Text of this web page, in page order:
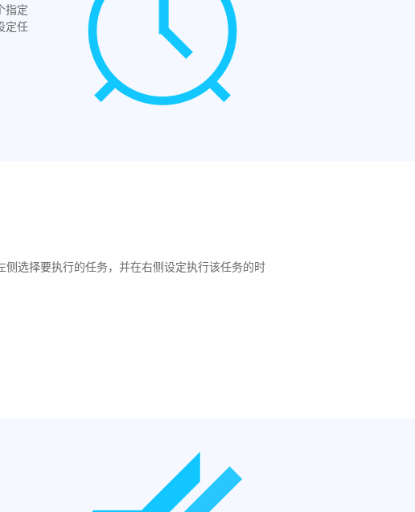
指定
定任
选择要执行的任务，并在右侧设定执行该任务的时